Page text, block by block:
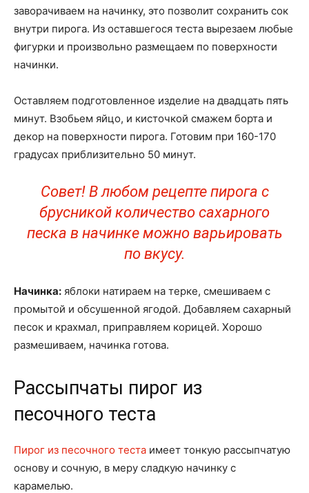
заворачиваем на начинку, это позволит сохранить сок
внутри пирога. Из оставшегося теста вырезаем любые
фигурки и произвольно размещаем по поверхности
начинки.
Оставляем подготовленное изделие на двадцать пять
минут. Взобьем яйцо, и кисточкой смажем борта и
декор на поверхности пирога. Готовим при 160-170
градусах приблизительно 50 минут.
Совет! В любом рецепте пирога с
брусникой количество сахарного
песка в начинке можно варьировать
по вкусу.
Начинка: яблоки натираем на терке, смешиваем с
промытой и обсушенной ягодой. Добавляем сахарный
песок и крахмал, приправляем корицей. Хорошо
размешиваем, начинка готова.
Рассыпчаты пирог из
песочного теста
Пирог из песочного теста имеет тонкую рассыпчатую
основу и сочную, в меру сладкую начинку с
карамелью.